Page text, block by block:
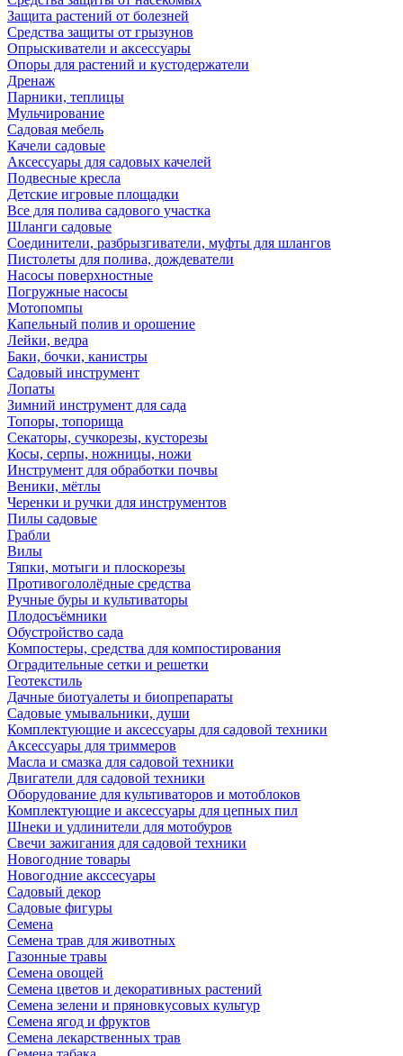
Защита растений от болезней
Средства защиты от грызунов
Опрыскиватели и аксессуары
Опоры для растений и кустодержатели
Дренаж
Парники, теплицы
Мульчирование
Садовая мебель
Качели садовые
Аксессуары для садовых качелей
Подвесные кресла
Детские игровые площадки
Все для полива садового участка
Шланги садовые
Соединители, разбрызгиватели, муфты для шлангов
Пистолеты для полива, дождеватели
Насосы поверхностные
Погружные насосы
Мотопомпы
Капельный полив и орошение
Лейки, ведра
Баки, бочки, канистры
Садовый инструмент
Лопаты
Зимний инструмент для сада
Топоры, топорища
Секаторы, сучкорезы, кусторезы
Косы, серпы, ножницы, ножи
Инструмент для обработки почвы
Веники, мётлы
Черенки и ручки для инструментов
Пилы садовые
Грабли
Вилы
Тяпки, мотыги и плоскорезы
Противогололёдные средства
Ручные буры и культиваторы
Плодосъёмники
Обустройство сада
Компостеры, средства для компостирования
Оградительные сетки и решетки
Геотекстиль
Дачные биотуалеты и биопрепараты
Садовые умывальники, души
Комплектующие и аксессуары для садовой техники
Аксессуары для триммеров
Масла и смазка для садовой техники
Двигатели для садовой техники
Оборудование для культиваторов и мотоблоков
Комплектующие и аксессуары для цепных пил
Шнеки и удлинители для мотобуров
Свечи зажигания для садовой техники
Новогодние товары
Новогодние акссесуары
Садовый декор
Садовые фигуры
Семена
Семена трав для животных
Газонные травы
Семена овощей
Семена цветов и декоративных растений
Семена зелени и пряновкусовых культур
Семена ягод и фруктов
Семена лекарственных трав